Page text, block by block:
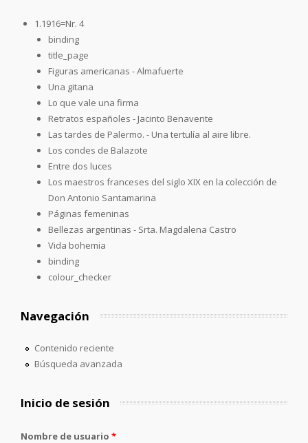
1.1916=Nr. 4
binding
title_page
Figuras americanas - Almafuerte
Una gitana
Lo que vale una firma
Retratos españoles - Jacinto Benavente
Las tardes de Palermo. - Una tertulía al aire libre.
Los condes de Balazote
Entre dos luces
Los maestros franceses del siglo XIX en la colección de
Don Antonio Santamarina
Páginas femeninas
Bellezas argentinas - Srta. Magdalena Castro
Vida bohemia
binding
colour_checker
Navegación
Contenido reciente
Búsqueda avanzada
Inicio de sesión
Nombre de usuario *